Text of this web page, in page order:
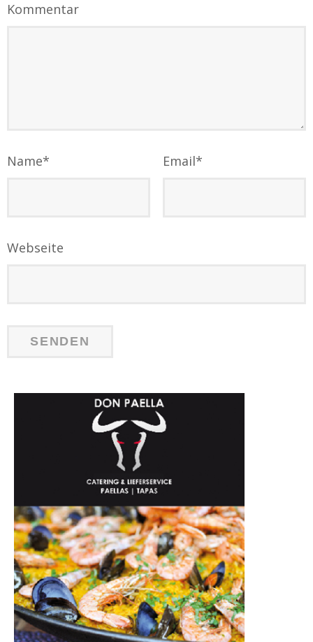
Kommentar
Name* Email*
Webseite